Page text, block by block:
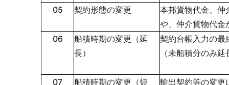
05
契約形態の変更
本邦貨物代金、仲
や、仲介貨物代金
06
船積時期の変更（延
長）
契約台帳入力の最
（未船積分のみ
07
船積時期の変更（短
輸出契約等の変更